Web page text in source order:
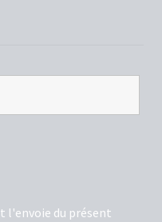
l'envoie du présent